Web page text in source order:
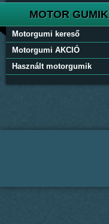
MOTOR GUMIK
Motorgumi kereső
Motorgumi AKCIÓ
Használt motorgumik